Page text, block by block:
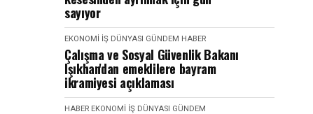
sayıyor
EKONOMI İŞ DÜNYASI GÜNDEM HABER
Çalışma ve Sosyal Güvenlik Bakanı
Işıkhan'dan emeklilere bayram
ikramiyesi açıklaması
HABER EKONOMI İŞ DÜNYASI GÜNDEM